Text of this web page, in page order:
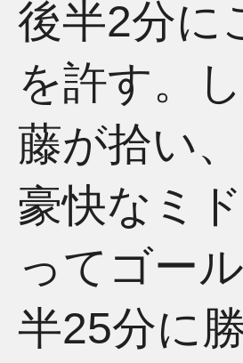
後半2分に
を許す。
藤が拾い
豪快なミ
ってゴー
半25分に